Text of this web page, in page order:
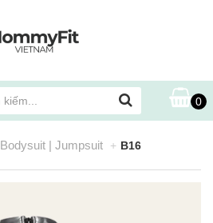
0
Bodysuit | Jumpsuit B16